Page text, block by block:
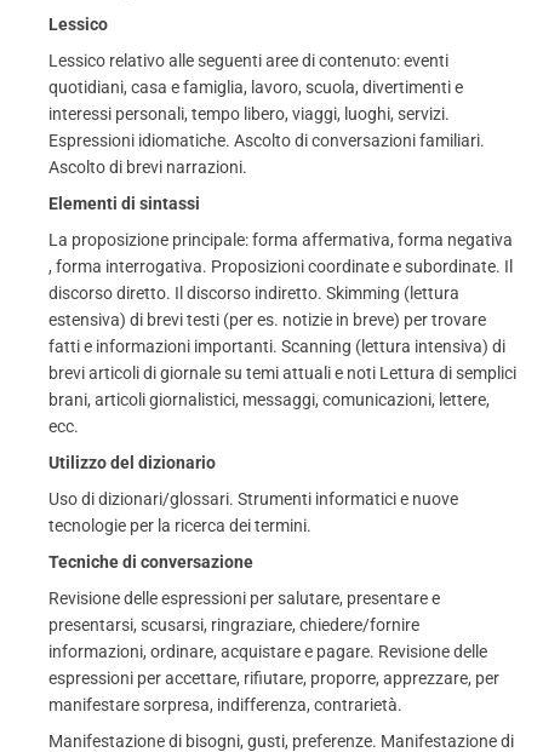
Lessico
Lessico relativo alle seguenti aree di contenuto: eventi
quotidiani, casa e famiglia, lavoro, scuola, divertimenti e
interessi personali, tempo libero, viaggi, luoghi, servizi.
Espressioni idiomatiche. Ascolto di conversazioni familiari.
Ascolto di brevi narrazioni.
Elementi di sintassi
La proposizione principale: forma affermativa, forma negativa
, forma interrogativa. Proposizioni coordinate e subordinate. Il
discorso diretto. Il discorso indiretto. Skimming (lettura
estensiva) di brevi testi (per es. notizie in breve) per trovare
fatti e informazioni importanti. Scanning (lettura intensiva) di
brevi articoli di giornale su temi attuali e noti Lettura di semplici
brani, articoli giornalistici, messaggi, comunicazioni, lettere,
ecc.
Utilizzo del dizionario
Uso di dizionari/glossari. Strumenti informatici e nuove
tecnologie per la ricerca dei termini.
Tecniche di conversazione
Revisione delle espressioni per salutare, presentare e
presentarsi, scusarsi, ringraziare, chiedere/fornire
informazioni, ordinare, acquistare e pagare. Revisione delle
espressioni per accettare, rifiutare, proporre, apprezzare, per
manifestare sorpresa, indifferenza, contrarietà.
Manifestazione di bisogni, gusti, preferenze. Manifestazione di